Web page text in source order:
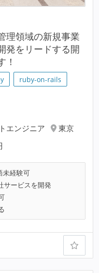
理領域の新規事業
発をリードする開
！
ruby-on-rails
エンジニア
東京
未経験可
サービスを開発